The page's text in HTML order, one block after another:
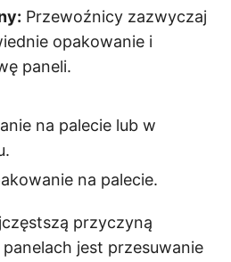
Przewoźnicy zazwyczaj
opakowanie i
paneli.
na palecie lub w
na palecie.
przyczyną
panelach jest przesuwanie